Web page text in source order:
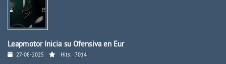
Leapmotor Inicia su Ofensiva en Eur
27-08-2025 Hits: 7014